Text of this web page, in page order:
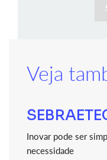
Veja
Inovar pode ser
necessidade